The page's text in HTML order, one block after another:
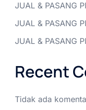
JUAL & PASANG
JUAL & PASANG
JUAL & PASANG
Recent
Tidak ada